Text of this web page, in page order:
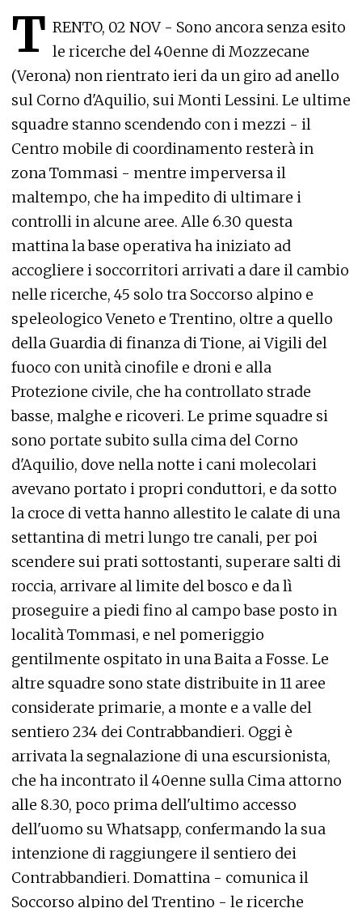
T RENTO, 02 NOV - Sono ancora senza esito
le ricerche del 40enne di Mozzecane
(Verona) non rientrato ieri da un giro ad anello
sul Corno d'Aquilio, sui Monti Lessini. Le ultime
squadre stanno scendendo con i mezzi - il
Centro mobile di coordinamento resterà in
zona Tommasi - mentre imperversa il
maltempo, che ha impedito di ultimare i
controlli in alcune aree. Alle 6.30 questa
mattina la base operativa ha iniziato ad
accogliere i soccorritori arrivati a dare il cambio
nelle ricerche, 45 solo tra Soccorso alpino e
speleologico Veneto e Trentino, oltre a quello
della Guardia di finanza di Tione, ai Vigili del
fuoco con unità cinofile e droni e alla
Protezione civile, che ha controllato strade
basse, malghe e ricoveri. Le prime squadre si
sono portate subito sulla cima del Corno
d'Aquilio, dove nella notte i cani molecolari
avevano portato i propri conduttori, e da sotto
la croce di vetta hanno allestito le calate di una
settantina di metri lungo tre canali, per poi
scendere sui prati sottostanti, superare salti di
roccia, arrivare al limite del bosco e da lì
proseguire a piedi fino al campo base posto in
località Tommasi, e nel pomeriggio
gentilmente ospitato in una Baita a Fosse. Le
altre squadre sono state distribuite in 11 aree
considerate primarie, a monte e a valle del
sentiero 234 dei Contrabbandieri. Oggi è
arrivata la segnalazione di una escursionista,
che ha incontrato il 40enne sulla Cima attorno
alle 8.30, poco prima dell'ultimo accesso
dell'uomo su Whatsapp, confermando la sua
intenzione di raggiungere il sentiero dei
Contrabbandieri. Domattina - comunica il
Soccorso alpino del Trentino - le ricerche